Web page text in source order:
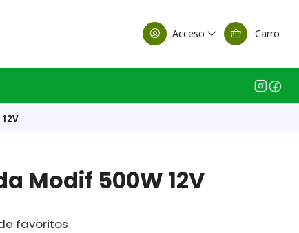
Acceso Carro
Modif 500W 12V
favoritos